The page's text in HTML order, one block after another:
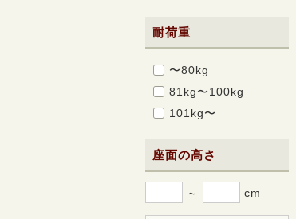
耐荷重
〜80kg
81kg〜100kg
101kg〜
座面の高さ
～ cm